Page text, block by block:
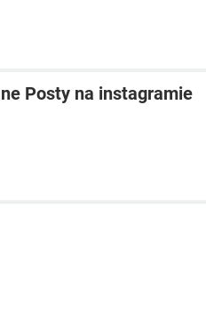
Posty na instagramie